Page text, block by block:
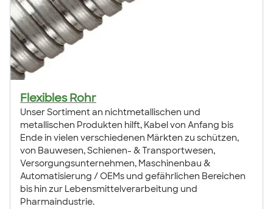
Flexibles Rohr
Unser Sortiment an nichtmetallischen und
metallischen Produkten hilft, Kabel von Anfang bis
Ende in vielen verschiedenen Märkten zu schützen,
von Bauwesen, Schienen- & Transportwesen,
Versorgungsunternehmen, Maschinenbau &
Automatisierung / OEMs und gefährlichen Bereichen
bis hin zur Lebensmittelverarbeitung und
Pharmaindustrie.